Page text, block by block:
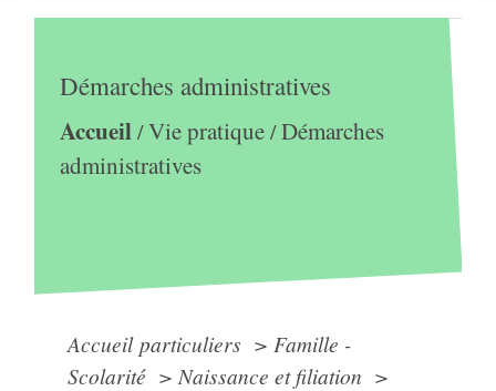
Démarches administratives
Accueil/Vie pratique/Démarches
administratives
Accueil particuliers > Famille -
Scolarité > Naissance et filiation >